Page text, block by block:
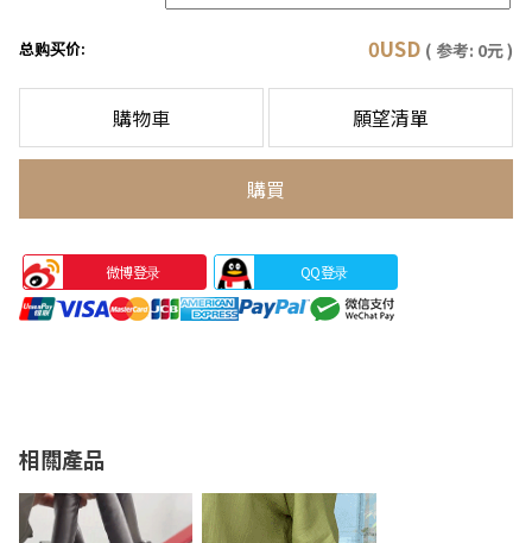
总购买价: 0USD ( 参考: 0元 )
購物車 願望清單
購買
微博登录 QQ登录
相關產品